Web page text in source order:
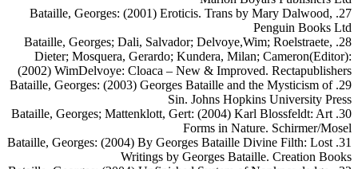
27. Bataille, Georges: (2001) Eroticis. Trans by Mary Dalwood,
Penguin Books Ltd
28. Bataille, Georges; Dali, Salvador; Delvoye,Wim; Roelstraete,
Dieter; Mosquera, Gerardo; Kundera, Milan; Cameron(Editor):
(2002) WimDelvoye: Cloaca – New & Improved. Rectapublishers
29. Bataille, Georges: (2003) Georges Bataille and the Mysticism of
Sin. Johns Hopkins University Press
30. Bataille, Georges; Mattenklott, Gert: (2004) Karl Blossfeldt: Art
Forms in Nature. Schirmer/Mosel
31. Bataille, Georges: (2004) By Georges Bataille Divine Filth: Lost
Writings by Georges Bataille. Creation Books